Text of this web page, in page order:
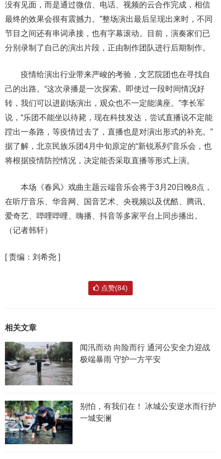
没有见面，而是通过微信、电话、视频的云合作完成，相信
最终的效果会很有震撼力。”整场演出最后呈现出来时，不同
节目之间还有串词承接，也有字幕滚动。目前，演奏家们已
分别录制了自己的演出片段，正由制作团队进行后期制作。
疫情给演出行业带来严峻的考验，文艺院团也在寻找自
己的出路。“这次录播是一次探索。即使过一段时间情况好
转，我们可以进剧场演出，观众也不一定能满座。”李长军
说，“乐团不能坐以待毙，现在科技发达，尝试直播说不定能
蹚出一条路，等疫情过去了，直播也是对演出形式的补充。”
据了解，北京民族乐团4月中旬原定的“新锐系列”音乐会，也
将根据疫情防控情况，决定能否采取直播等形式上演。
本场《春风》戏曲主题云端音乐会将于3月20日晚8点，
在听厅音乐、华音网、国音艺术、央视频以及优酷、腾讯、
爱奇艺、哔哩哔哩、嗨播、抖音等多家平台上同步播出。
（记者韩轩）
[责编：刘希尧 ]
点赞(84)
相关文章
闻汛而动 向险而行 通河公安全力迎战
极端暴雨 守护一方平安
别怕，有我们在！ 冰城公安逆水而行护
一城安澜